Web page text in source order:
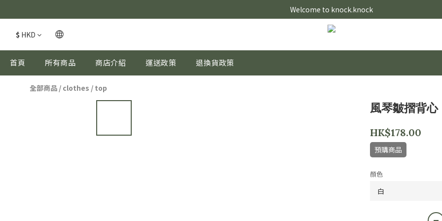
Welcome to knock.knock
$ HKD
首頁 所有商品 商店介紹 運送政策 退換貨政策
全部商品 / clothes / top
風琴皺摺背心
HK$178.00
預購商品
顏色